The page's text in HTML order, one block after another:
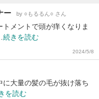
ー by ○もるるん○ さん
メントで頭が痒くなりま
続きを読む
2024/5/8
大量の髪の毛が抜け落ち
を読む